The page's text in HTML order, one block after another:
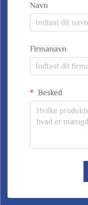
Navn
Firmanavn
Besked